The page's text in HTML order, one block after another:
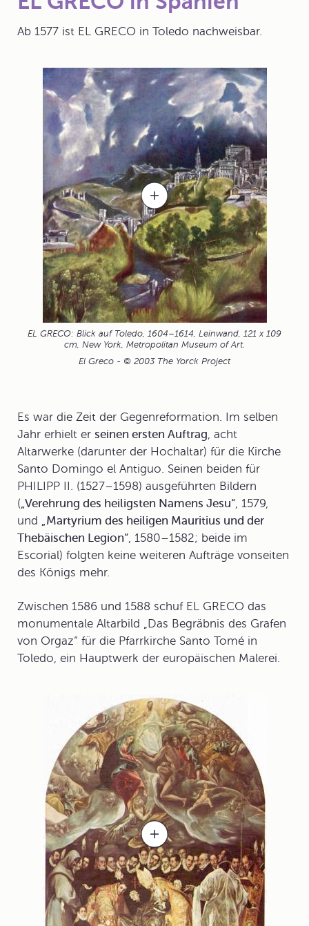
Ab 1577 ist EL GRECO in Toledo nachweisbar.
EL GRECO: Blick auf Toledo, 1604–1614, Leinwand, 121 x 109
cm, New York, Metropolitan Museum of Art.
El Greco - © 2003 The Yorck Project
Es war die Zeit der Gegenreformation. Im selben
Jahr erhielt er seinen ersten Auftrag, acht
Altarwerke (darunter der Hochaltar) für die Kirche
Santo Domingo el Antiguo. Seinen beiden für
PHILIPP II. (1527–1598) ausgeführten Bildern
(„Verehrung des heiligsten Namens Jesu“, 1579,
und „Martyrium des heiligen Mauritius und der
Thebäischen Legion“, 1580–1582; beide im
Escorial) folgten keine weiteren Aufträge vonseiten
des Königs mehr.
Zwischen 1586 und 1588 schuf EL GRECO das
monumentale Altarbild „Das Begräbnis des Grafen
von Orgaz“ für die Pfarrkirche Santo Tomé in
Toledo, ein Hauptwerk der europäischen Malerei.